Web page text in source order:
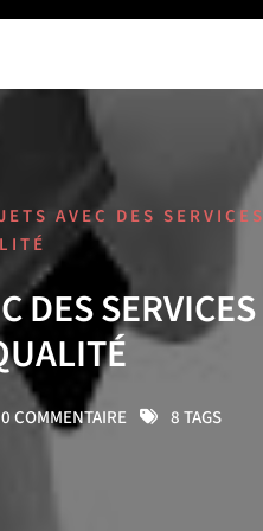
AVEC DES SERVICES
DES SERVICES
0 COMMENTAIRE 8 TAGS